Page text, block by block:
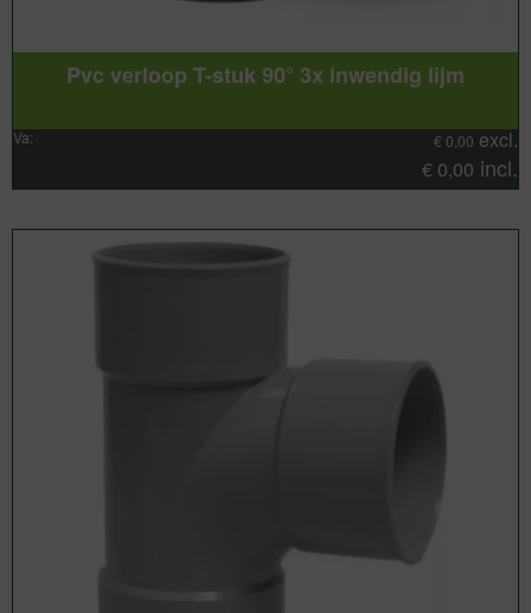
Pvc verloop T-stuk 90° 3x inwendig lijm
Va: € 0,00 excl.
€ 0,00 incl.